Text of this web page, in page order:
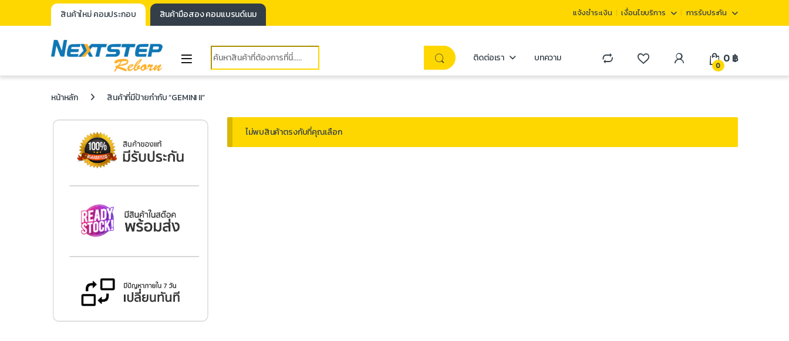
สินค้าใหม่ คอมประกอบ สินค้ามือสอง คอมแบรนด์เนม แจ้งชำระเงิน เงื่อนไขบริการ การรับประกัน
ติดต่อเรา บทความ
0
0 ฿
หน้าหลัก สินค้าที่มีป้ายกำกับ “GEMINI II”
ไม่พบสินค้าตรงกับที่คุณเลือก